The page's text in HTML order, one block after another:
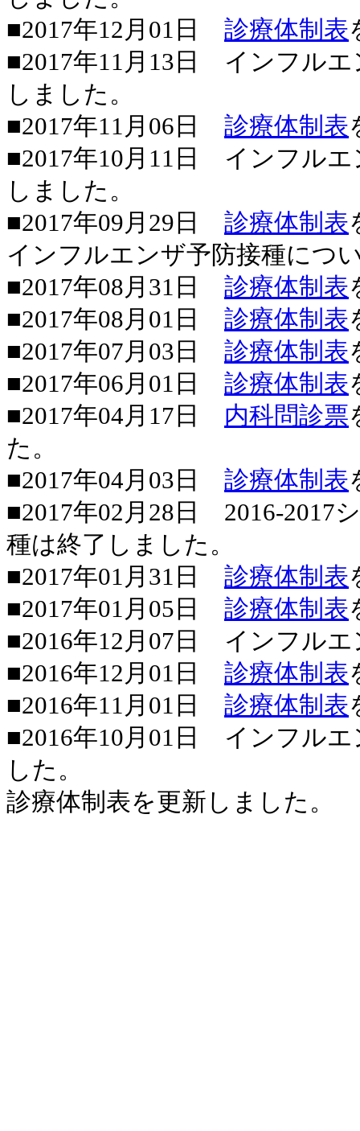
■2017年12月01日 診療体制表
■2017年11月13日 インフル
しました。
■2017年11月06日 診療体制表
■2017年10月11日 インフル
しました。
■2017年09月29日 診療体制表
インフルエンザ予防接種につ
■2017年08月31日 診療体制表
■2017年08月01日 診療体制表
■2017年07月03日 診療体制表
■2017年06月01日 診療体制表
■2017年04月17日 内科問診票
た。
■2017年04月03日 診療体制表
■2017年02月28日 2016-2017
種は終了しました。
■2017年01月31日 診療体制表
■2017年01月05日 診療体制表
■2016年12月07日 インフル
■2016年12月01日 診療体制表
■2016年11月01日 診療体制表
■2016年10月01日 インフル
した。
診療体制表を更新しました。